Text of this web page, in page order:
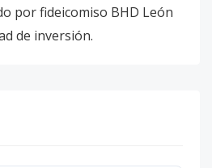
por fideicomiso BHD León
de inversión.